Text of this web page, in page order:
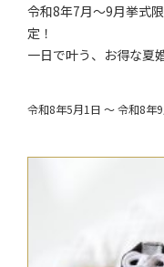
令和8年7月～9月挙式限
定！ 前
一日で叶う、お得な夏
令和8年5月1日 ～ 令和8年